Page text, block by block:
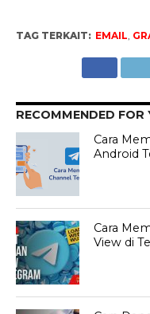
TAG TERKAIT: EMAIL
RECOMMENDED FOR
Cara
Android
Cara
View di